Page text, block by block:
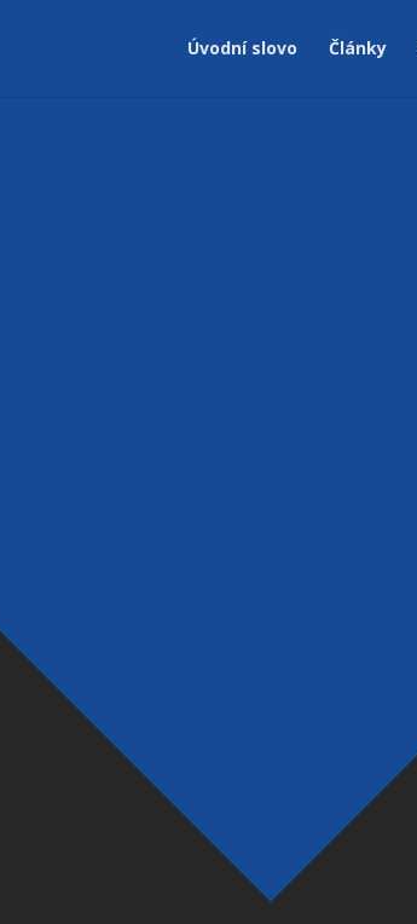
Úvodní slovo Články